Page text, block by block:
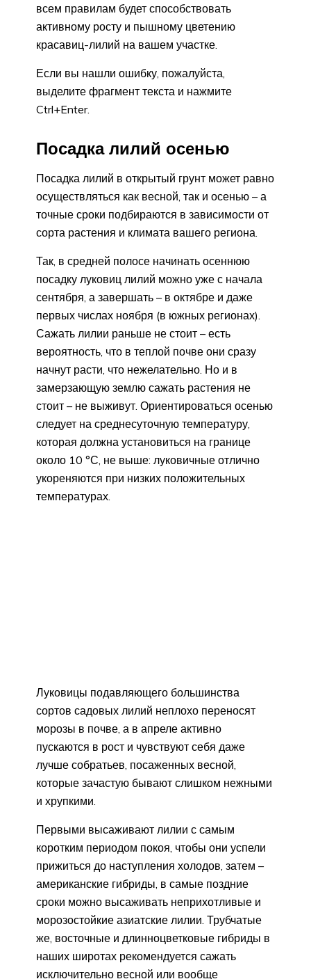
всем правилам будет способствовать
активному росту и пышному цветению
красавиц-лилий на вашем участке.
Если вы нашли ошибку, пожалуйста,
выделите фрагмент текста и нажмите
Ctrl+Enter.
Посадка лилий осенью
Посадка лилий в открытый грунт может равно
осуществляться как весной, так и осенью – а
точные сроки подбираются в зависимости от
сорта растения и климата вашего региона.
Так, в средней полосе начинать осеннюю
посадку луковиц лилий можно уже с начала
сентября, а завершать – в октябре и даже
первых числах ноября (в южных регионах).
Сажать лилии раньше не стоит – есть
вероятность, что в теплой почве они сразу
начнут расти, что нежелательно. Но и в
замерзающую землю сажать растения не
стоит – не выживут. Ориентироваться осенью
следует на среднесуточную температуру,
которая должна установиться на границе
около 10 °С, не выше: луковичные отлично
укореняются при низких положительных
температурах.
Луковицы подавляющего большинства
сортов садовых лилий неплохо переносят
морозы в почве, а в апреле активно
пускаются в рост и чувствуют себя даже
лучше собратьев, посаженных весной,
которые зачастую бывают слишком нежными
и хрупкими.
Первыми высаживают лилии с самым
коротким периодом покоя, чтобы они успели
прижиться до наступления холодов, затем –
американские гибриды, в самые поздние
сроки можно высаживать неприхотливые и
морозостойкие азиатские лилии. Трубчатые
же, восточные и длинноцветковые гибриды в
наших широтах рекомендуется сажать
исключительно весной или вообще